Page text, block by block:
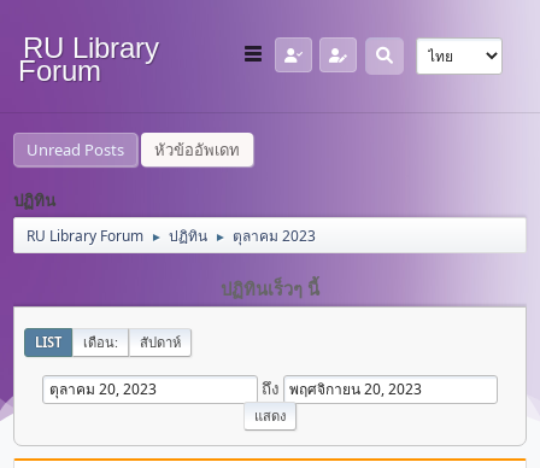
RU Library
Forum
Unread Posts หัวข้ออัพเดท
ปฏิทิน
RU Library Forum ► ปฏิทิน ► ตุลาคม 2023
ปฏิทินเร็วๆ นี้
LIST เดือน: สัปดาห์
ถึง